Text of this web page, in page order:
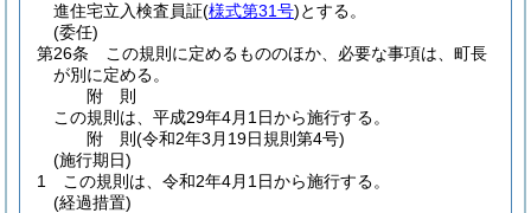
進住宅立入検査員証(様式第31号)とする。
(委任)
第26条
この規則に定めるもののほか、必要な事項は、町長
が別に定める。
附 則
この規則は、平成29年4月1日から施行する。
附 則(令和2年3月19日規則第4号)
(施行期日)
1
この規則は、令和2年4月1日から施行する。
(経過措置)